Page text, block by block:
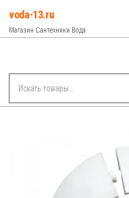
Перейти
содержимому
voda-13.ru
Магазин Сантехники Вода